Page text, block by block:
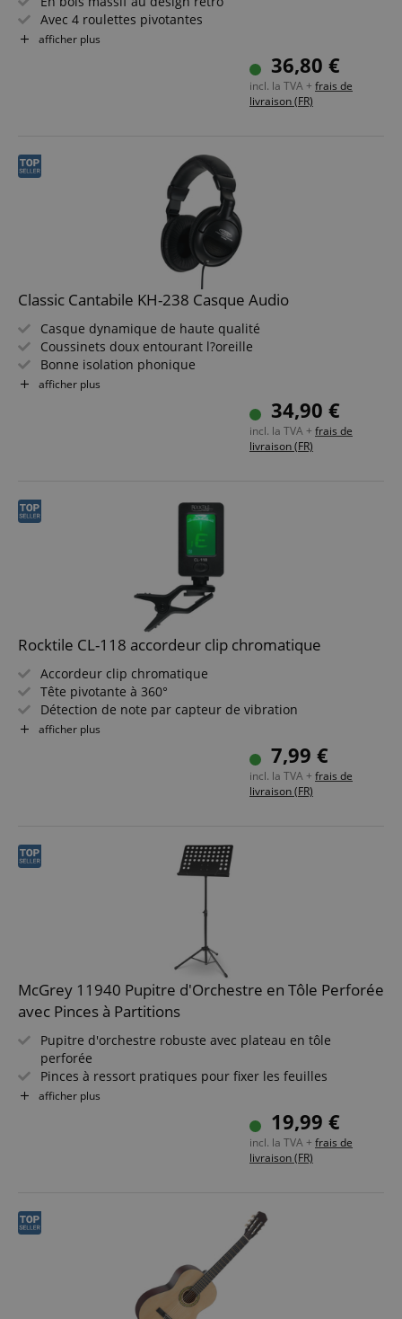
Avec 4 roulettes pivotantes
Pour jusqu?à 100 disques vinyles
Évidemment aussi utilisable pour beaucoup d?autres
afficher plus
36,80 €
incl. la TVA + frais de
livraison (FR)
Classic Cantabile KH-238 Casque Audio
Casque dynamique de haute qualité
Coussinets doux entourant l?oreille
Bonne isolation phonique
Arceau large et doux
Réglage du volume intégré dans le câble
afficher plus
34,90 €
incl. la TVA + frais de
livraison (FR)
Rocktile CL-118 accordeur clip chromatique
Accordeur clip chromatique
Tête pivotante à 360°
Détection de note par capteur de vibration
Convient pour guitare, basse, ukulélé et violon
afficher plus
7,99 €
incl. la TVA + frais de
livraison (FR)
McGrey 11940 Pupitre d'Orchestre en Tôle Perforée
avec Pinces à Partitions
Pupitre d'orchestre robuste avec plateau en tôle
perforée
Pinces à ressort pratiques pour fixer les feuilles
Gain de place grâce au plateau amovible
Construction robuste avec vis papillon puissantes et
Réglable en hauteur sans palier, plateau inclinable sans
afficher plus
19,99 €
incl. la TVA + frais de
livraison (FR)